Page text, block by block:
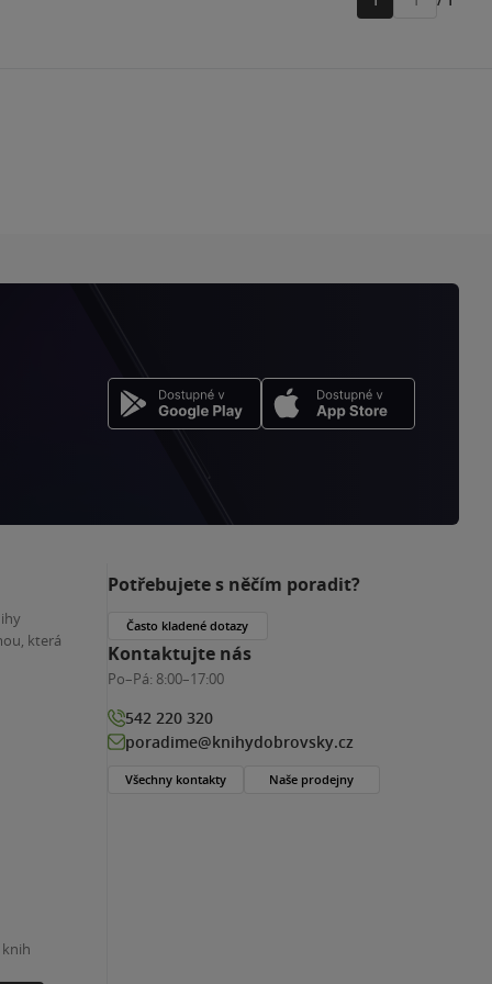
Přejít
která
Potřebujete s něčím poradit?
Často kladené dotazy
Kontaktujte nás
Po–Pá: 8:00–17:00
542 220 320
poradime@knihydobrovsky.cz
Všechny kontakty Naše prodejny